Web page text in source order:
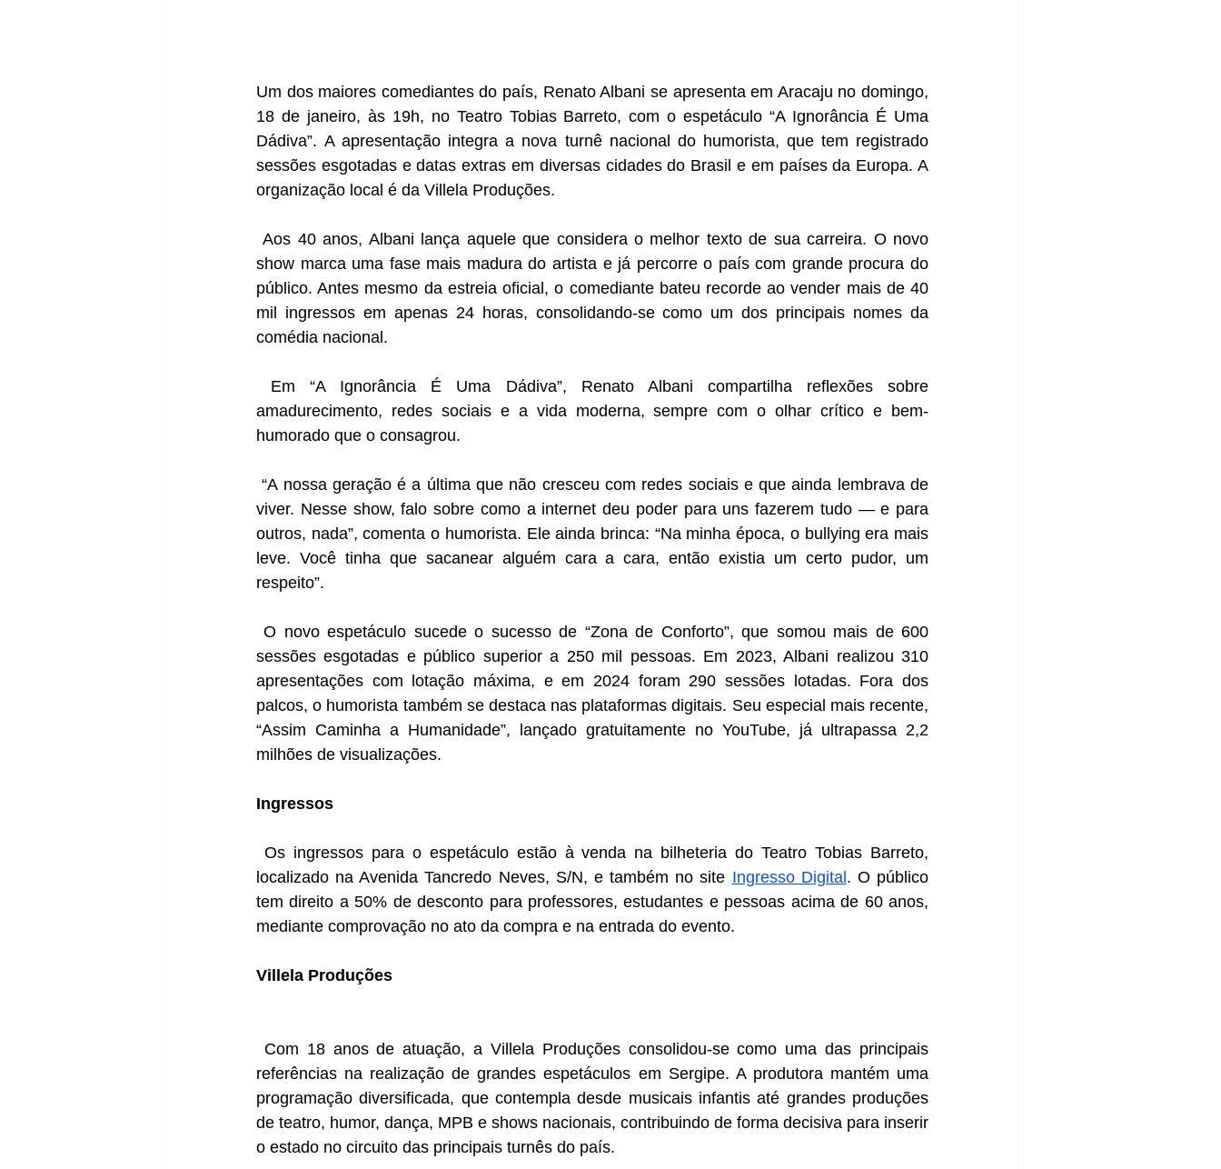
Um dos maiores comediantes do país, Renato Albani se apresenta em Aracaju no domingo,
18 de janeiro, às 19h, no Teatro Tobias Barreto, com o espetáculo “A Ignorância É Uma
Dádiva”. A apresentação integra a nova turnê nacional do humorista, que tem registrado
sessões esgotadas e datas extras em diversas cidades do Brasil e em países da Europa. A
organização local é da Villela Produções.
Aos 40 anos, Albani lança aquele que considera o melhor texto de sua carreira. O novo
show marca uma fase mais madura do artista e já percorre o país com grande procura do
público. Antes mesmo da estreia oficial, o comediante bateu recorde ao vender mais de 40
mil ingressos em apenas 24 horas, consolidando-se como um dos principais nomes da
comédia nacional.
amadurecimento, redes sociais e a vida moderna, sempre com o olhar crítico e bem-
humorado que o consagrou.
“A nossa geração é a última que não cresceu com redes sociais e que ainda lembrava de
viver. Nesse show, falo sobre como a internet deu poder para uns fazerem tudo — e para
outros, nada”, comenta o humorista. Ele ainda brinca: “Na minha época, o bullying era mais
leve. Você tinha que sacanear alguém cara a cara, então existia um certo pudor, um
respeito”.
O novo espetáculo sucede o sucesso de “Zona de Conforto”, que somou mais de 600
sessões esgotadas e público superior a 250 mil pessoas. Em 2023, Albani realizou 310
apresentações com lotação máxima, e em 2024 foram 290 sessões lotadas. Fora dos
palcos, o humorista também se destaca nas plataformas digitais. Seu especial mais recente,
“Assim Caminha a Humanidade”, lançado gratuitamente no YouTube, já ultrapassa 2,2
milhões de visualizações.
Ingressos
localizado na Avenida Tancredo Neves, S/N, e também no site Ingresso Digital . O público
tem direito a 50% de desconto para professores, estudantes e pessoas acima de 60 anos,
mediante comprovação no ato da compra e na entrada do evento.
Villela Produções
referências na realização de grandes espetáculos em Sergipe. A produtora mantém uma
programação diversificada, que contempla desde musicais infantis até grandes produções
de teatro, humor, dança, MPB e shows nacionais, contribuindo de forma decisiva para inserir
o estado no circuito das principais turnês do país.